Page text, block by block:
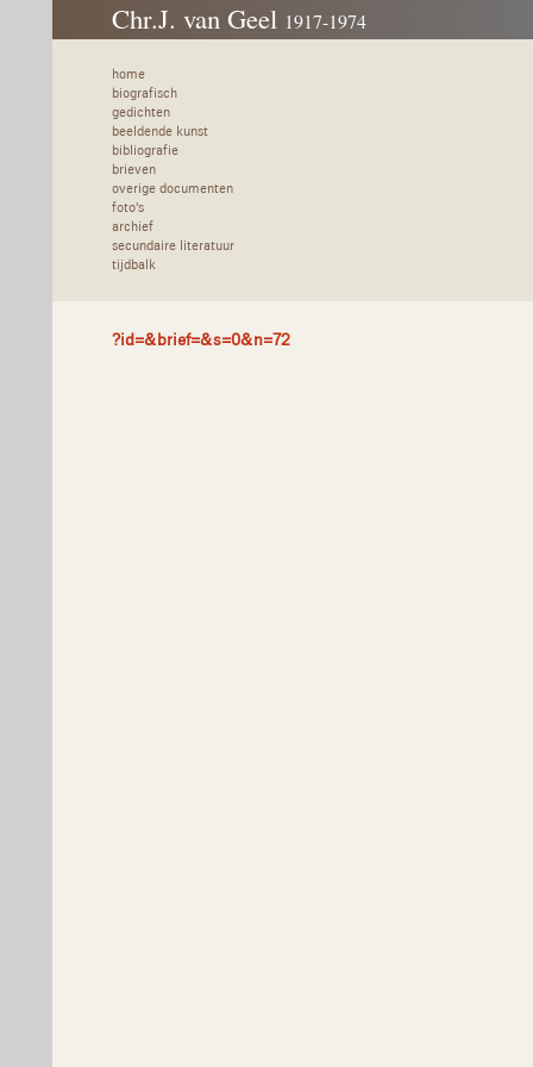
Chr.J. van Geel 1917-1974
home
biografisch
gedichten
beeldende kunst
bibliografie
brieven
overige documenten
foto's
archief
secundaire literatuur
tijdbalk
?id=&brief=&s=0&n=72